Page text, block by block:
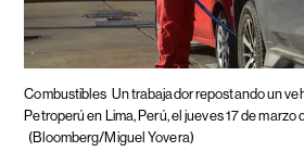
Combustibles Un trabajador repostando un
Petroperú en Lima, Perú, el jueves 17 de marzo
(Bloomberg/Miguel Yovera)